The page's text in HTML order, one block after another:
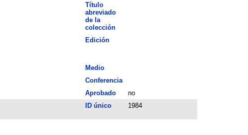
Título
abreviado
de la
colección
Edición
Medio
Conferencia
Aprobado
no
ID único 1984